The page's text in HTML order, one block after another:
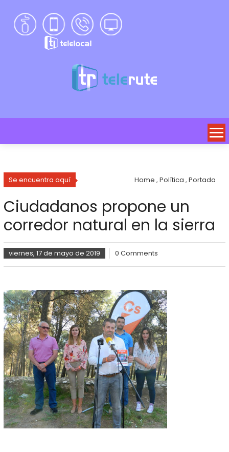
Se encuentra aquí Home ,Política ,Portada
Ciudadanos propone un
corredor natural en la sierra
viernes, 17 de mayo de 2019 0 Comments